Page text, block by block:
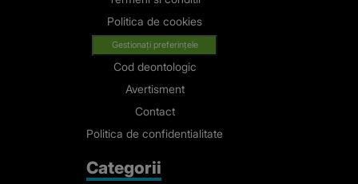
Politica de cookies
Gestionați preferințele
Cod deontologic
Avertisment
Contact
Politica de confidentialitate
Categorii